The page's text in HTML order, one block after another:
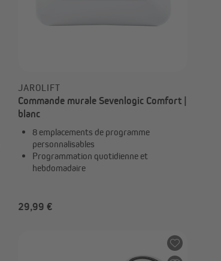
JAROLIFT
Commande murale Sevenlogic Comfort |
blanc
8 emplacements de programme
personnalisables
Programmation quotidienne et
hebdomadaire
29,99 €